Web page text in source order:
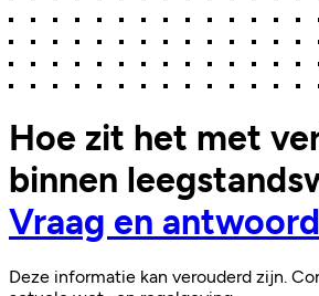
Hoe zit het met
binnen
Vraag en antwoord
Deze informatie kan verouderd zijn.